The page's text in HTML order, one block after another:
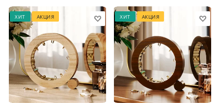
ХИТ АКЦИЯ ХИТ АКЦИЯ